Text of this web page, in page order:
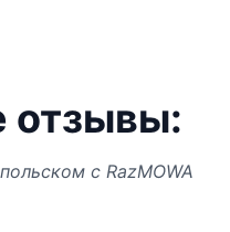
отзывы:
с RazMOWA